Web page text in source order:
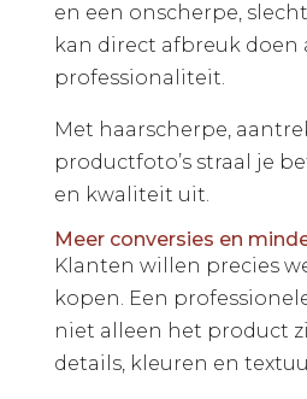
en een onscherpe,
kan direct afbreuk doen
professionaliteit.
Met haarscherpe,
productfoto’s straal je
en kwaliteit uit.
Meer conversies en
Klanten willen precies
kopen. Een
niet alleen het product
details, kleuren en